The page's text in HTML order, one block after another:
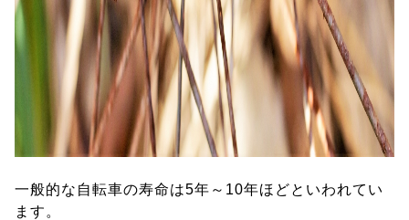
一般的な自転車の寿命は5年～10年ほどといわれてい
ます。